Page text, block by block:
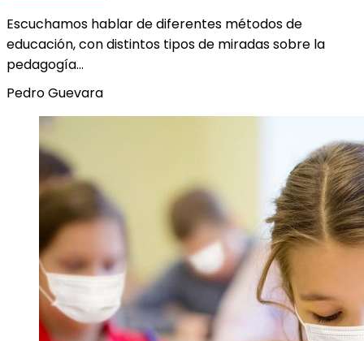
Escuchamos hablar de diferentes métodos de
educación, con distintos tipos de miradas sobre la
pedagogía…
Pedro Guevara